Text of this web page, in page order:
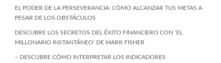
EL PODER DE LA PERSEVERANCIA: CÓMO ALCANZAR TUS METAS A
PESAR DE LOS OBSTÁCULOS
DESCUBRE LOS SECRETOS DEL ÉXITO FINANCIERO CON ‘EL
MILLONARIO INSTANTÁNEO’ DE MARK FISHER
– DESCUBRE CÓMO INTERPRETAR LOS INDICADORES